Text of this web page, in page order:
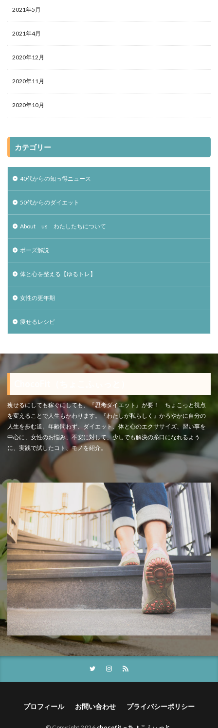
2021年5月
2021年4月
2020年12月
2020年11月
2020年10月
カテゴリー
40代からの知っ得ニュース
50代からのダイエット
About us わたしたちについて
ポーズ解説
体と心を整える【ゆるトレ】
女性の更年期
痩せるレシピ
痩せるにしても稼ぐにしても、『思考ダイエット』が要！ ちょこっと視点
を変えることで人生もかわります。『わたしが私らしく』かろやかに自分の
人生を歩む道。年齢問わず、ダイエット、体と心のエクササイズ、習い事を
中心に、女性のお悩み、不安に対して、少しでも解決の糸口になれるよう
に、実践で試したコト、モノを紹介。
プロフィール お問い合わせ プライバシーポリシー